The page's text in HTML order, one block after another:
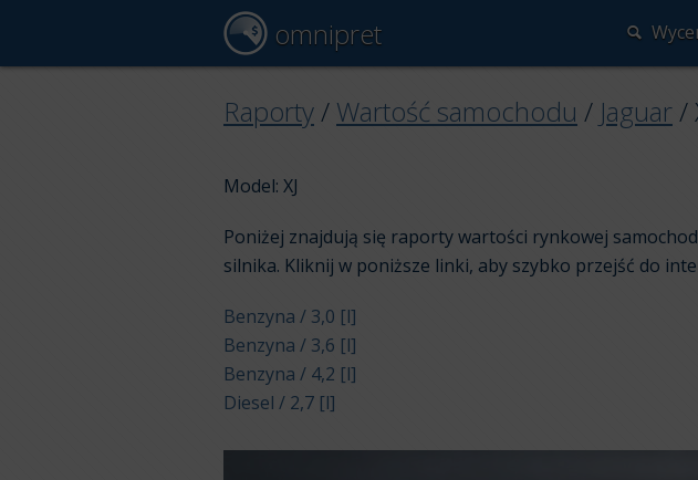
omnipret
Raporty / Wartość samochodu / Jaguar /
Model: XJ
Poniżej znajdują się raporty wartości rynkowej
silnika. Kliknij w poniższe linki, aby szybko przejść do
Benzyna / 3,0 [l]
Benzyna / 3,6 [l]
Benzyna / 4,2 [l]
Diesel / 2,7 [l]